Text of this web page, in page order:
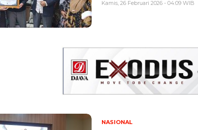
Kamis, 26 Februari 2026 - 04:09 WIB
NASIONAL